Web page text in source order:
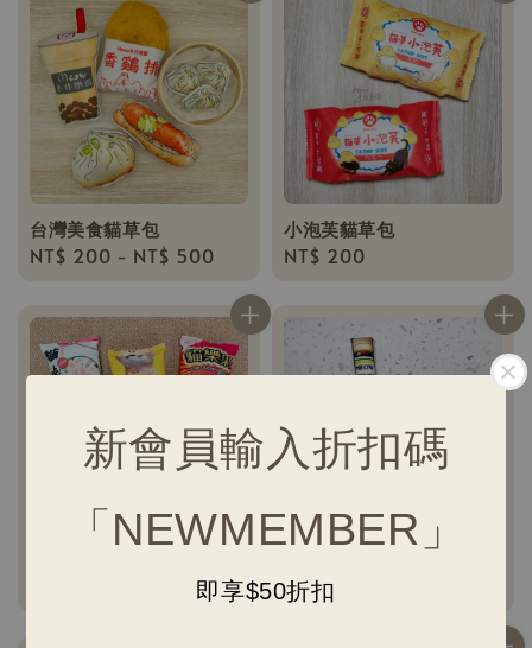
新會員輸入折扣碼
「NEWMEMBER」
即享$50折扣
台灣美食貓草包
Regular
NT$ 200 - NT$ 500
小泡芙貓草包
Regular
NT$ 200
NT$ 250
Regular
NT$ 250